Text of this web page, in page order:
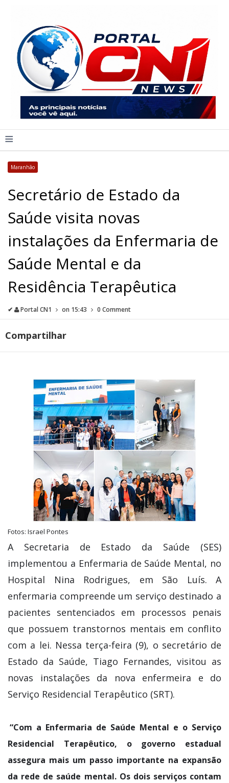
≡
Maranhão
Secretário de Estado da
Saúde visita novas
instalações da Enfermaria de
Saúde Mental e da
Residência Terapêutica
✔ Portal CN1 on 15:43 0 Comment
Compartilhar
Fotos: Israel Pontes
A Secretaria de Estado da Saúde (SES)
implementou a Enfermaria de Saúde Mental, no
Hospital Nina Rodrigues, em São Luís. A
enfermaria compreende um serviço destinado a
pacientes sentenciados em processos penais
que possuem transtornos mentais em conflito
com a lei. Nessa terça-feira (9), o secretário de
Estado da Saúde, Tiago Fernandes, visitou as
novas instalações da nova enfermeira e do
Serviço Residencial Terapêutico (SRT).
“Com a Enfermaria de Saúde Mental e o Serviço
Residencial Terapêutico, o governo estadual
assegura mais um passo importante na expansão
da rede de saúde mental. Os dois serviços contam